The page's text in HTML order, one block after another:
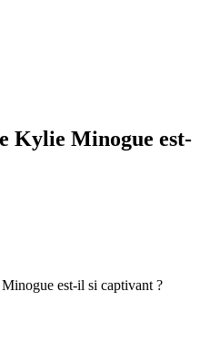
Kylie Minogue est-
est-il si captivant ?